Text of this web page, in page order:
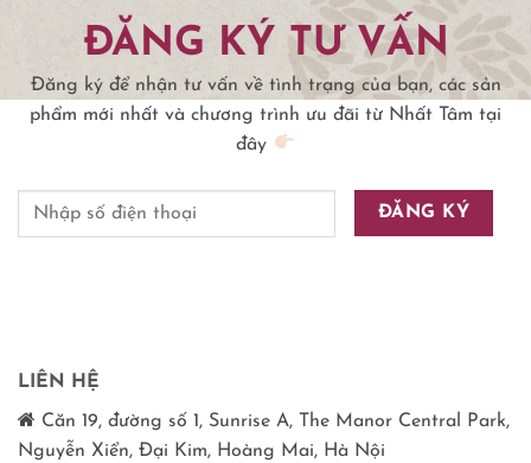
ĐĂNG KÝ TƯ VẤN
Đăng ký để nhận tư vấn về tình trạng của bạn, các sản
phẩm mới nhất và chương trình ưu đãi từ Nhất Tâm tại
đây
LIÊN HỆ
Căn 19, đường số 1, Sunrise A, The Manor Central Park,
Nguyễn Xiển, Đại Kim, Hoàng Mai, Hà Nội